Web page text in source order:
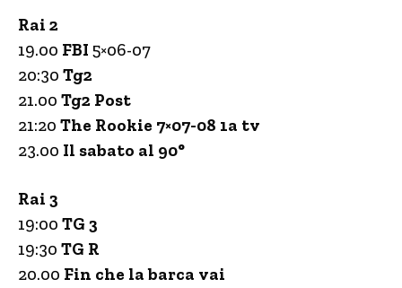
Rai 2
19.00 FBI 5×06-07
20:30 Tg2
21.00 Tg2 Post
21:20 The Rookie 7×07-08 1a tv
23.00 Il sabato al 90°
Rai 3
19:00 TG 3
19:30 TG R
20.00 Fin che la barca vai